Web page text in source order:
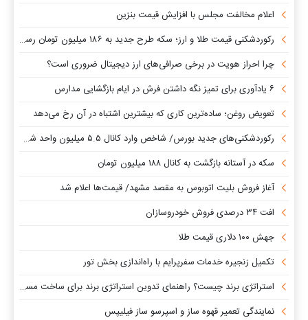
اعلام مخالفت مجلس با افزایش قیمت بنزین
رکوردشکنی قیمت طلا و ارز؛ سکه طرح جدید به ۱۸۶ میلیون تومان رسید
چرا احراز هویت در برخی صرافی‌های ارز دیجیتال ضروری است؟
۶ یادآوری برای تمیز نگه داشتن فرش در ایام بازگشایی مدارس
تعویض روغن؛ ساده‌ترین کاری که بیشترین اشتباه در آن رخ می‌دهد
رکوردشکنی‌های جدید بورس/ شاخص وارد کانال ۵.۵ میلیون واحد شد، ورود ۹ همت پول حقیقی
سکه در آستانه بازگشت به کانال ۱۸۸ میلیون تومان
آغاز فروش بلیت اتوبوس به مقصد مشهد/ قیمت‌ها اعلام شد
افت ۳۴ درصدی فروش خودروسازان
جهش ۱۰۰ دلاری قیمت طلا
تکمیل زنجیره خدمات سفرپرایم با راه‌اندازی بخش تور
استراتژی برند چیست؟ راهنمای تدوین استراتژی برند برای ساخت مسیر رشد متمایز
نمایندگی تعمیر قهوه ساز و اسپرسو ساز فیلیپس